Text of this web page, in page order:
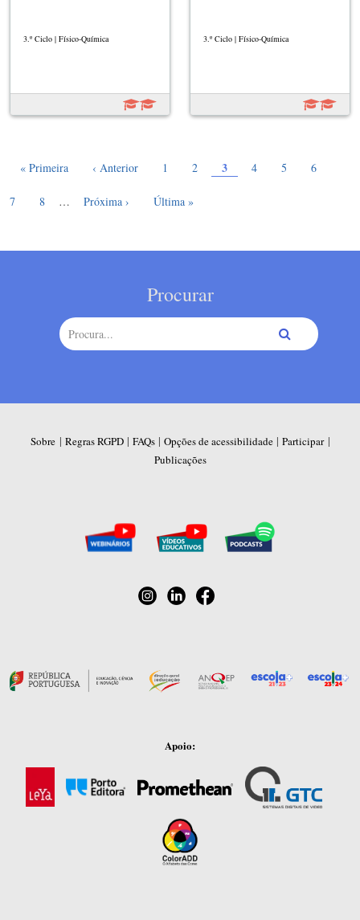
3.º Ciclo | Físico-Química 3.º Ciclo | Físico-Química
Primeira página
« Primeira Página anterior
‹ Anterior Page
1 Page
2 3 Page
4 Page
5 Page
6
7 Page
8 … Próxima página
Próxima › Última página
Última »
Procurar
Sobre | Regras RGPD| FAQs| Opções de acessibilidade| Participar|
Publicações
Apoio: